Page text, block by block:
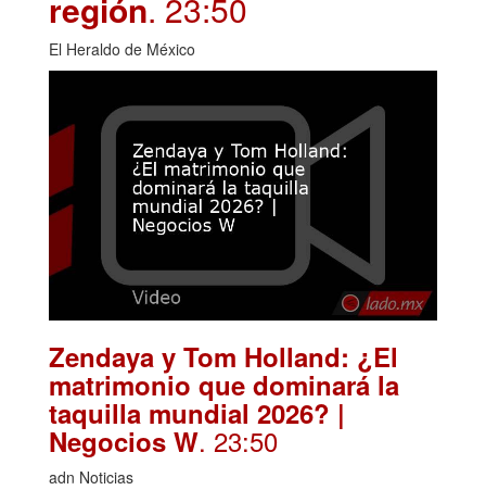
El Heraldo de México
Zendaya y Tom Holland: ¿El
matrimonio que dominará la
taquilla mundial 2026? |
Negocios W. 23:50
adn Noticias